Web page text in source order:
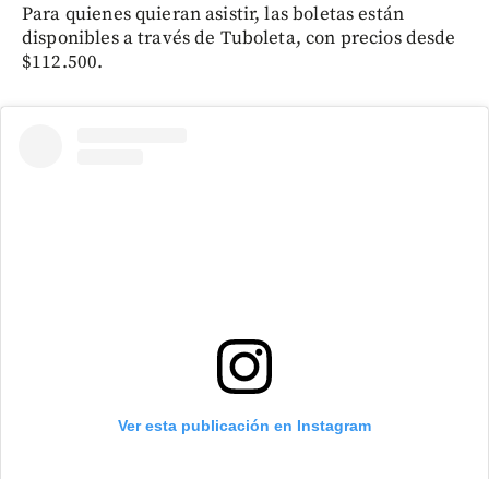
Para quienes quieran asistir, las boletas están
disponibles a través de Tuboleta, con precios desde
$112.500.
Ver esta publicación en Instagram